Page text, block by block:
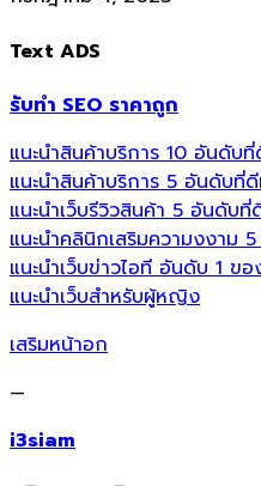
Text ADS
รับทำ SEO ราคาถูก
แนะนำสินค้าบริการ 10 อันดับ
แนะนำสินค้าบริการ 5 อันดับที่
แนะนำเว็บรีวิวสินค้า 5 อันดับ
แนะนำคลินิกเสริมความงงาม
แนะนำเว็บข่าวไอที อันดับ 1 ขอ
แนะนำเว็บสำหรับผู้หญิง
เสริมหน้าอก
—
i3siam